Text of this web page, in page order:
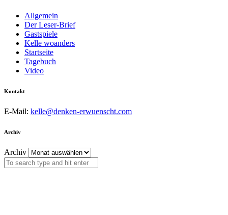
Allgemein
Der Leser-Brief
Gastspiele
Kelle woanders
Startseite
Tagebuch
Video
Kontakt
E-Mail: kelle@denken-erwuenscht.com
Archiv
Archiv